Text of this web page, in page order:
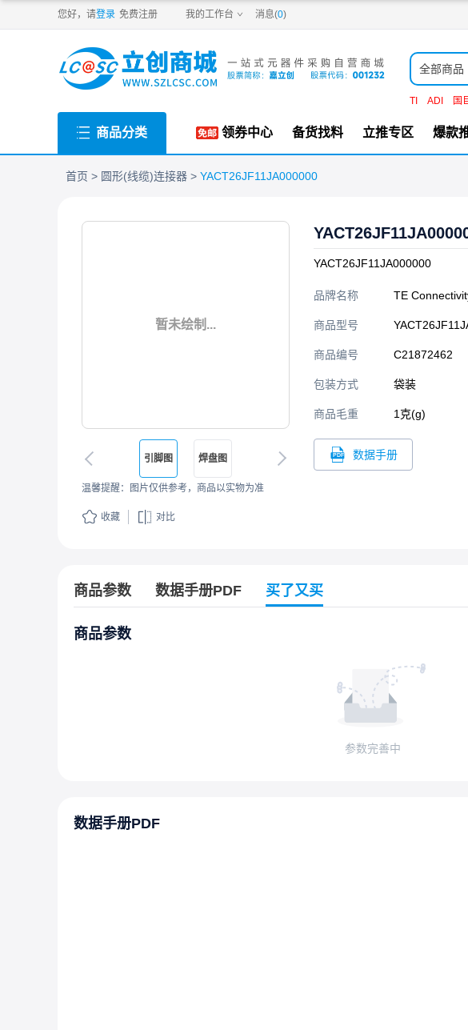
您好，请登录 免费注册 我的工作台 消息(0)
全部商品
TI ADI 国
商品分类 领券中心 备货找料 立推专区 爆款
首页 圆形(线缆)连接器 YACT26JF11JA000000
暂未绘制...
引脚图 焊盘图
温馨提醒：图片仅供参考，商品以实物为准
收藏 对比
YACT26JF11JA000000
品牌名称 TE
商品型号
商品编号 C21872462
包装方式 袋装
商品毛重 1克(g)
数据手册
商品参数 数据手册PDF 买了又买
商品参数
参数完善中
数据手册PDF